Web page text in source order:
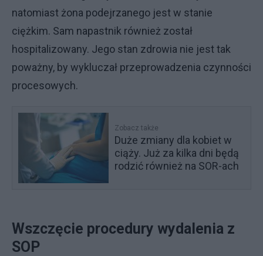
natomiast żona podejrzanego jest w stanie
ciężkim. Sam napastnik również został
hospitalizowany. Jego stan zdrowia nie jest tak
poważny, by wykluczał przeprowadzenia czynności
procesowych.
Zobacz także
Duże zmiany dla kobiet w
ciąży. Już za kilka dni będą
rodzić również na SOR-ach
Wszczęcie procedury wydalenia z
SOP